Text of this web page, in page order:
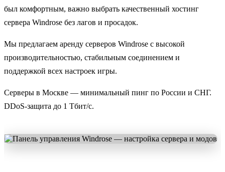
был комфортным, важно выбрать качественный хостинг
сервера Windrose без лагов и просадок.
Мы предлагаем аренду серверов Windrose с высокой
производительностью, стабильным соединением и
поддержкой всех настроек игры.
Серверы в Москве — минимальный пинг по России и СНГ.
DDoS-защита до 1 Тбит/с.